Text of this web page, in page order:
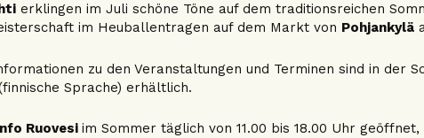
erklingen im Juli schöne Töne auf dem traditionsreichen
im Heuballentragen auf dem Markt von Pohjankylä
zu den Veranstaltungen und Terminen sind in der
Sprache) erhältlich.
Ruovesi im Sommer täglich von 11.00 bis 18.00 Uhr geöffnet,